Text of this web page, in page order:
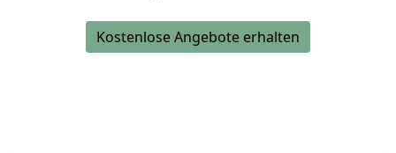
Kostenlose Angebote erhalten